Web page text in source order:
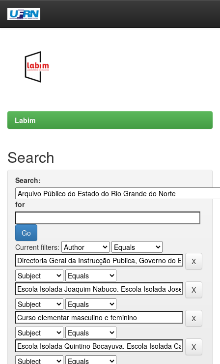
Labim
Search
Search:
for
Current filters: